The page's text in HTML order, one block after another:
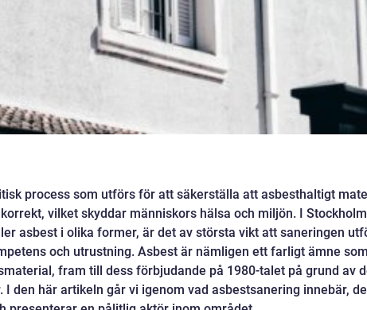
process som utförs för att säkerställa att asbesthaltigt
vilket skyddar människors hälsa och miljön. I
asbest i olika former, är det av största vikt att saneringen
och utrustning. Asbest är nämligen ett farligt ämne
fram till dess förbjudande på 1980-talet på grund av
I den här artikeln går vi igenom vad asbestsanering innebär,